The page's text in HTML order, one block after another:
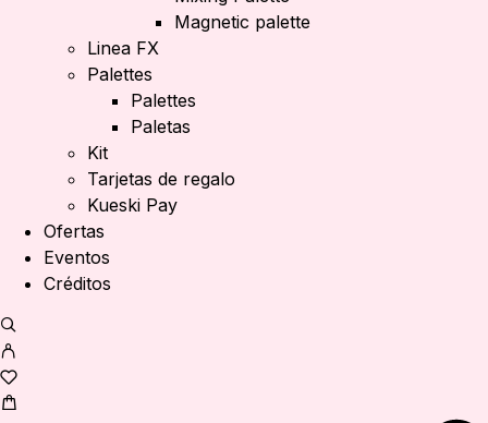
Magnetic palette
Linea FX
Palettes
Palettes
Paletas
Kit
Tarjetas de regalo
Kueski Pay
Ofertas
Eventos
Créditos